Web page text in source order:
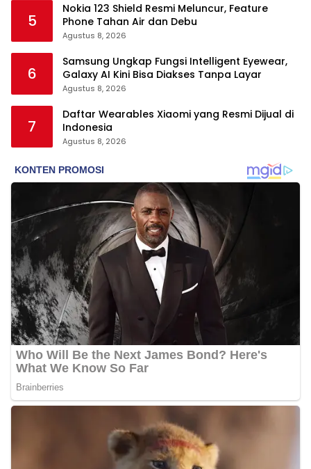
5
Nokia 123 Shield Resmi Meluncur, Feature
Phone Tahan Air dan Debu
Agustus 8, 2026
6
Samsung Ungkap Fungsi Intelligent Eyewear,
Galaxy AI Kini Bisa Diakses Tanpa Layar
Agustus 8, 2026
7
Daftar Wearables Xiaomi yang Resmi Dijual di
Indonesia
Agustus 8, 2026